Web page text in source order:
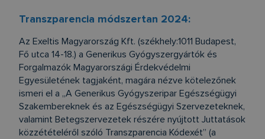
Transzparencia módszertan 2024:
Az Exeltis Magyarország Kft. (székhely:1011 Budapest,
Fő utca 14-18.) a Generikus Gyógyszergyártók és
Forgalmazók Magyarországi Érdekvédelmi
Egyesületének tagjaként, magára nézve kötelezőnek
ismeri el a „A Generikus Gyógyszeripar Egészségügyi
Szakembereknek és az Egészségügyi Szervezeteknek,
valamint Betegszervezetek részére nyújtott Juttatások
közzétételéről szóló Transzparencia Kódexét” (a